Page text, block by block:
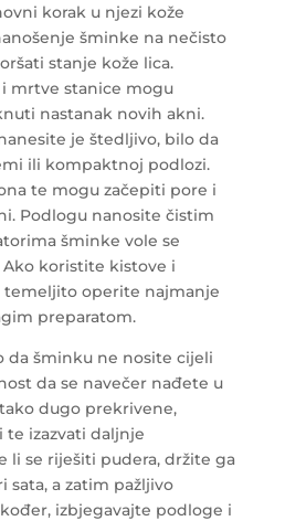
korak u njezi kože
šminke na nečisto
stanje kože lica.
mrtve stanice mogu
nastanak novih akni.
je štedljivo, bilo da
ili kompaktnoj podlozi.
te mogu začepiti pore i
Podlogu nanosite čistim
šminke vole se
koristite kistove i
temeljito operite najmanje
preparatom.
da šminku ne nosite cijeli
da se navečer nađete u
dugo prekrivene,
te izazvati daljnje
li se riješiti pudera, držite ga
sata, a zatim pažljivo
izbjegavajte podloge i